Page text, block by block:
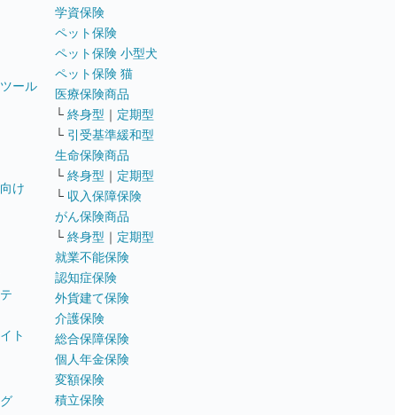
ール
け
ト
学資保険
ペット保険
ペット保険 小型犬
ペット保険 猫
医療保険商品
└ 終身型 ｜ 定期型
└ 引受基準緩和型
生命保険商品
└ 終身型 ｜ 定期型
└ 収入保障保険
がん保険商品
└ 終身型 ｜ 定期型
就業不能保険
認知症保険
外貨建て保険
介護保険
総合保障保険
個人年金保険
変額保険
積立保険